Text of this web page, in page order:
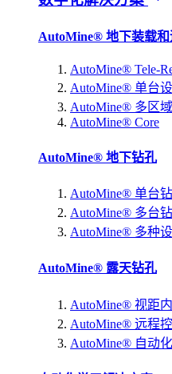
AutoMine® 地下装载和
AutoMine® Tele-
AutoMine® 单台
AutoMine® 多区
AutoMine® Core
AutoMine® 地下钻孔
AutoMine® 单台
AutoMine® 多台
AutoMine® 多种
AutoMine® 露天钻孔
AutoMine® 视距
AutoMine® 远程
AutoMine® 自动化